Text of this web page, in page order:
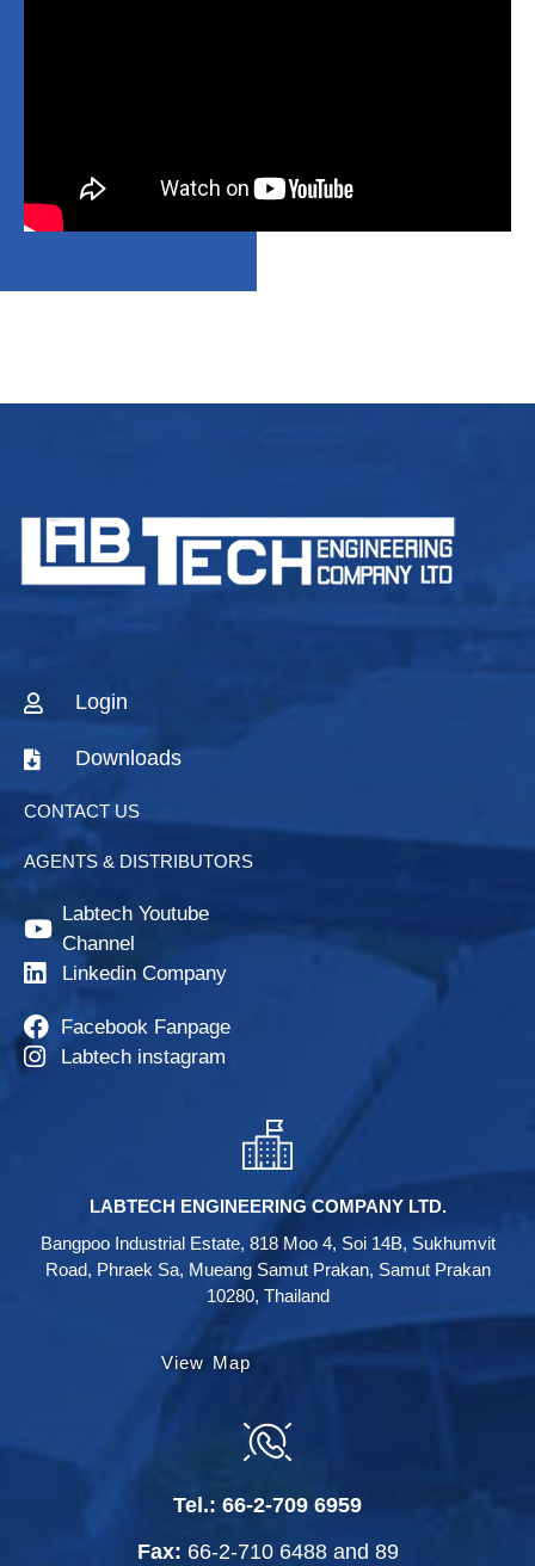
Login
Downloads
CONTACT US
AGENTS & DISTRIBUTORS
Labtech Youtube
Channel
Linkedin Company
Facebook Fanpage
Labtech instagram
LABTECH ENGINEERING COMPANY LTD.
Bangpoo Industrial Estate, 818 Moo 4, Soi 14B, Sukhumvit
Road, Phraek Sa, Mueang Samut Prakan, Samut Prakan
10280, Thailand
View Map
Tel.: 66-2-709 6959
Fax: 66-2-710 6488and 89